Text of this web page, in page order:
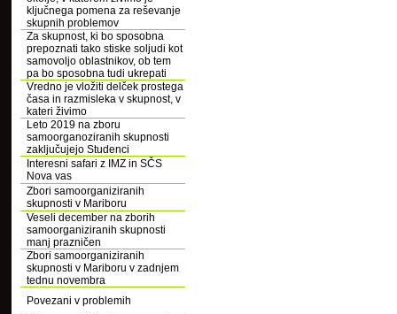
ključnega pomena za reševanje
skupnih problemov
Za skupnost, ki bo sposobna
prepoznati tako stiske soljudi kot
samovoljo oblastnikov, ob tem
pa bo sposobna tudi ukrepati
Vredno je vložiti delček prostega
časa in razmisleka v skupnost, v
kateri živimo
Leto 2019 na zboru
samoorganoziranih skupnosti
zaključujejo Studenci
Interesni safari z IMZ in SČS
Nova vas
Zbori samoorganiziranih
skupnosti v Mariboru
Veseli december na zborih
samoorganiziranih skupnosti
manj prazničen
Zbori samoorganiziranih
skupnosti v Mariboru v zadnjem
tednu novembra
Povezani v problemih